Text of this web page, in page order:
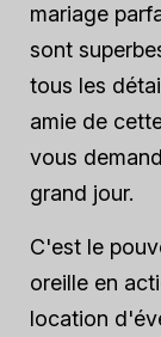
mariage
sont
tous les
amie de
vous
grand jour.
C'est le
oreille en
location